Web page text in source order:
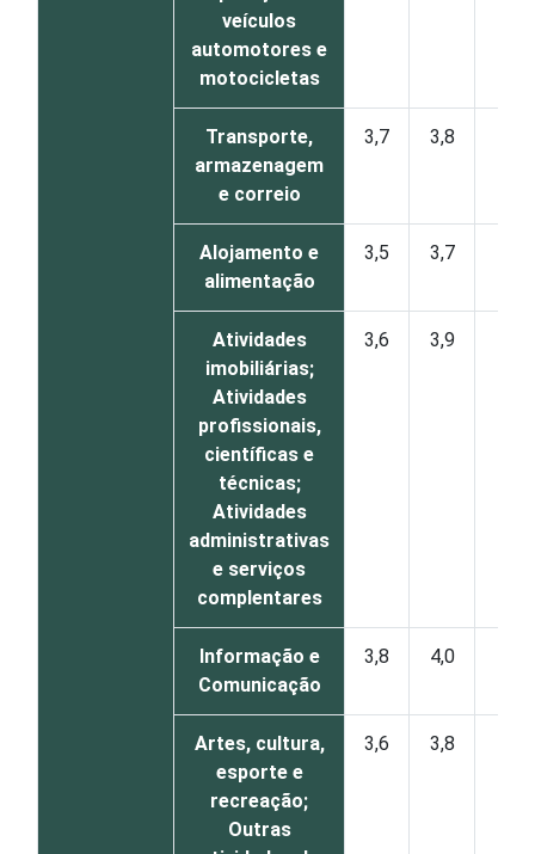
veículos
automotores e
motocicletas
Transporte,
armazenagem
e correio
3,7 3,8
Alojamento e
alimentação
3,5 3,7
Atividades
imobiliárias;
Atividades
profissionais,
científicas e
técnicas;
Atividades
administrativas
e serviços
complentares
3,6 3,9
Informação e
Comunicação
3,8 4,0
Artes, cultura,
esporte e
recreação;
Outras
3,6 3,8